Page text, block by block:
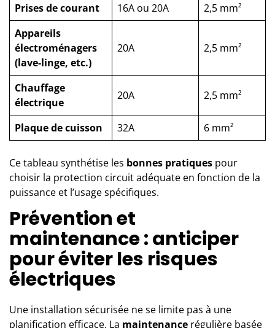
Prises de courant
16A ou 20A
2,5 mm²
Appareils
électroménagers
(lave-linge, etc.)
20A 2,5 mm²
Chauffage
électrique
20A 2,5 mm²
Plaque de cuisson 32A 6 mm²
Ce tableau synthétise les bonnes pratiques pour
choisir la protection circuit adéquate en fonction de la
puissance et l’usage spécifiques.
Prévention et
maintenance : anticiper
pour éviter les risques
électriques
Une installation sécurisée ne se limite pas à une
planification efficace. La maintenance régulière basée